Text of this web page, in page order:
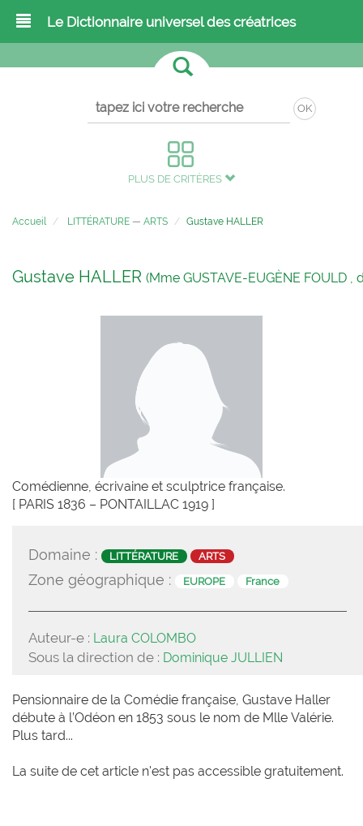
Le Dictionnaire universel des créatrices
OK
PLUS DE CRITÈRES
Accueil LITTÉRATURE — ARTS Gustave HALLER
Gustave HALLER (Mme GUSTAVE-EUGÈNE FOULD ,
Comédienne, écrivaine et sculptrice française.
[ PARIS 1836 – PONTAILLAC 1919 ]
Domaine : LITTÉRATURE ARTS
Zone géographique : EUROPE France
Auteur-e : Laura COLOMBO
Sous la direction de : Dominique JULLIEN
Pensionnaire de la Comédie française, Gustave Haller
débute à l’Odéon en 1853 sous le nom de Mlle Valérie.
Plus tard...
La suite de cet article n'est pas accessible gratuitement.